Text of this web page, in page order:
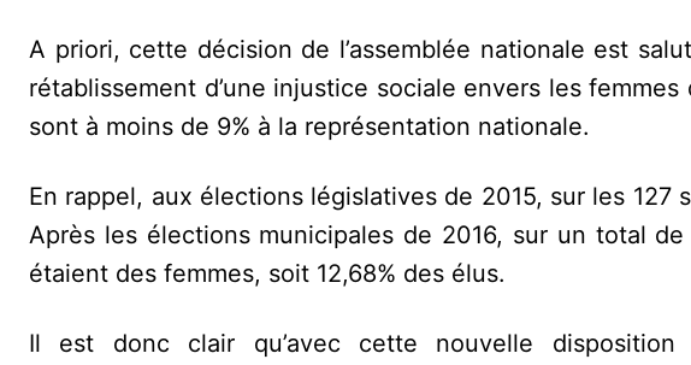
A priori, cette décision de l’assemblée nationale est
rétablissement d’une injustice sociale envers les
sont à moins de 9% à la représentation nationale.
En rappel, aux élections législatives de 2015, sur les 127
Après les élections municipales de 2016, sur un total
étaient des femmes, soit 12,68% des élus.
Il est donc clair qu’avec cette nouvelle